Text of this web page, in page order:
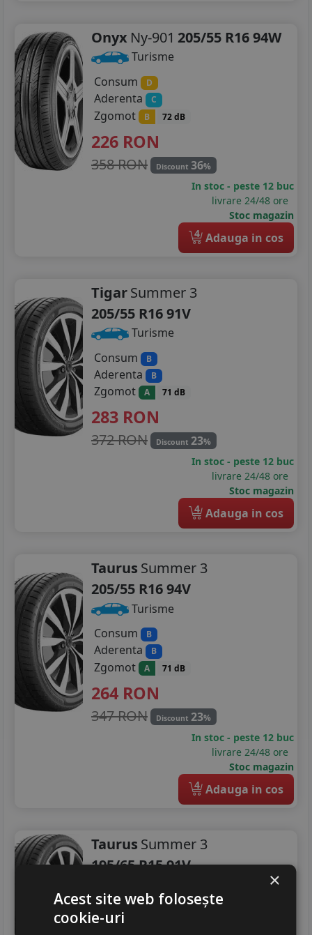
Onyx Ny-901 205/55 R16 94W
Turisme
Consum
D
Aderenta C
Zgomot B 72 dB
226 RON
358 RON Discount 36%
In stoc - peste 12 buc
livrare 24/48 ore
Stoc magazin
4 Adauga in cos
TigarSummer 3
205/55 R16 91V
Turisme
Consum
B
Aderenta B
Zgomot A 71 dB
283 RON
372 RON Discount 23%
In stoc - peste 12 buc
livrare 24/48 ore
Stoc magazin
4 Adauga in cos
Taurus Summer 3
205/55 R16 94V
Turisme
Consum
B
Aderenta B
Zgomot A 71 dB
264 RON
347 RON Discount 23%
In stoc - peste 12 buc
livrare 24/48 ore
Stoc magazin
4 Adauga in cos
Taurus Summer 3
195/65 R15 91V
237RON
×
Acest site web folosește
cookie-uri